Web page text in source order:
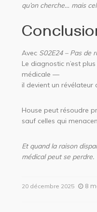
qu’on cherche… mais
Avec S02E24 – Pas de
Le diagnostic n’est
médicale —
il devient un révélateur
House peut résoudre
sauf celles qui
Et quand la raison
médical peut se perdre.
20 décembre 2025 8